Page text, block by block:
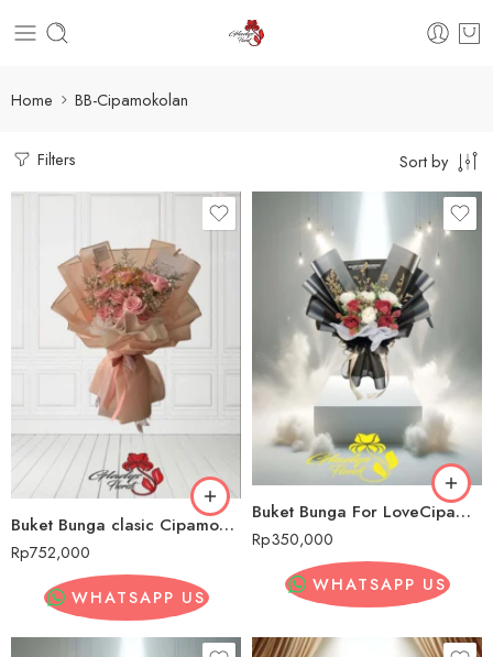
Home BB-Cipamokolan
Filters Sort by
Buket Bunga clasic Cipamokolan
Rp752,000
WHATSAPP US
Buket Bunga For LoveCipamokolan
Rp350,000
WHATSAPP US